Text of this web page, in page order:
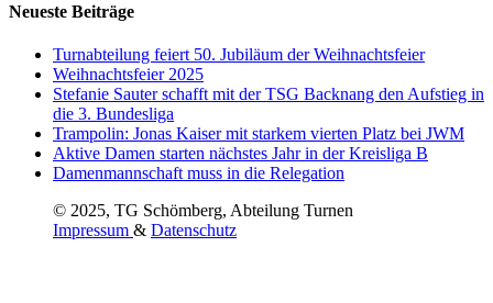
Neueste Beiträge
Turnabteilung feiert 50. Jubiläum der Weihnachtsfeier
Weihnachtsfeier 2025
Stefanie Sauter schafft mit der TSG Backnang den Aufstieg in
die 3. Bundesliga
Trampolin: Jonas Kaiser mit starkem vierten Platz bei JWM
Aktive Damen starten nächstes Jahr in der Kreisliga B
Damenmannschaft muss in die Relegation
© 2025, TG Schömberg, Abteilung Turnen
Impressum & Datenschutz